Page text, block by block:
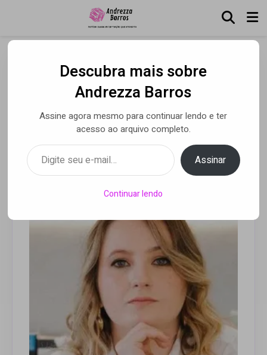
Recebimento de Dívidas no
13º: Uma Oportunidade
para Credores
Por Luca Moreira• 29 nov 2024
Descubra mais sobre
Andrezza Barros
Assine agora mesmo para continuar lendo e ter
acesso ao arquivo completo.
Digite seu e-mail…
Assinar
Continuar lendo